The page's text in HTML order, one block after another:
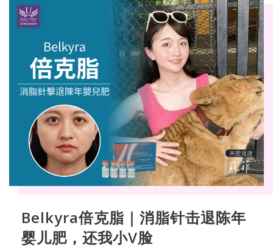
Belkyra倍克脂｜消脂针击退陈年
婴儿肥，还我小V脸